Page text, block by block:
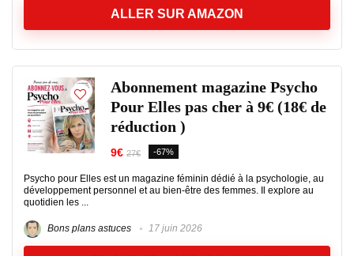
ALLER SUR AMAZON
Abonnement magazine Psycho
Pour Elles pas cher à 9€ (18€ de
réduction )
9€ 27€ -67%
Psycho pour Elles est un magazine féminin dédié à la psychologie, au
développement personnel et au bien‑être des femmes. Il explore au
quotidien les ...
Bons plans astuces 17 juin 2026